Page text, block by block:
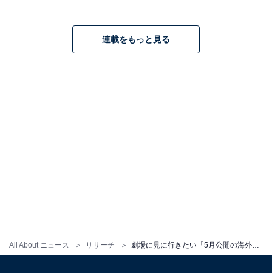
All About ニュース リサーチ
連載をもっと見る